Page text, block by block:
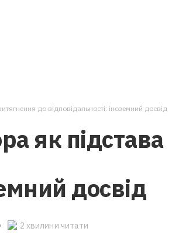
до відповідальності: іноземний досвід
як підстава
досвід
• 2 хвилини читати